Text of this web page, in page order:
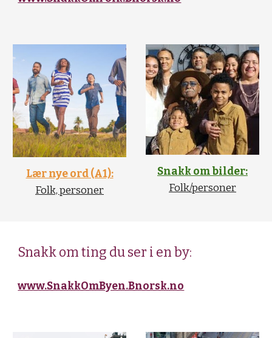
Lær nye ord (A1):
Folk, personer
Snakk om bilder:
Folk/personer
Snakk om ting du ser i en by:
www.SnakkOmByen.Bnorsk.no